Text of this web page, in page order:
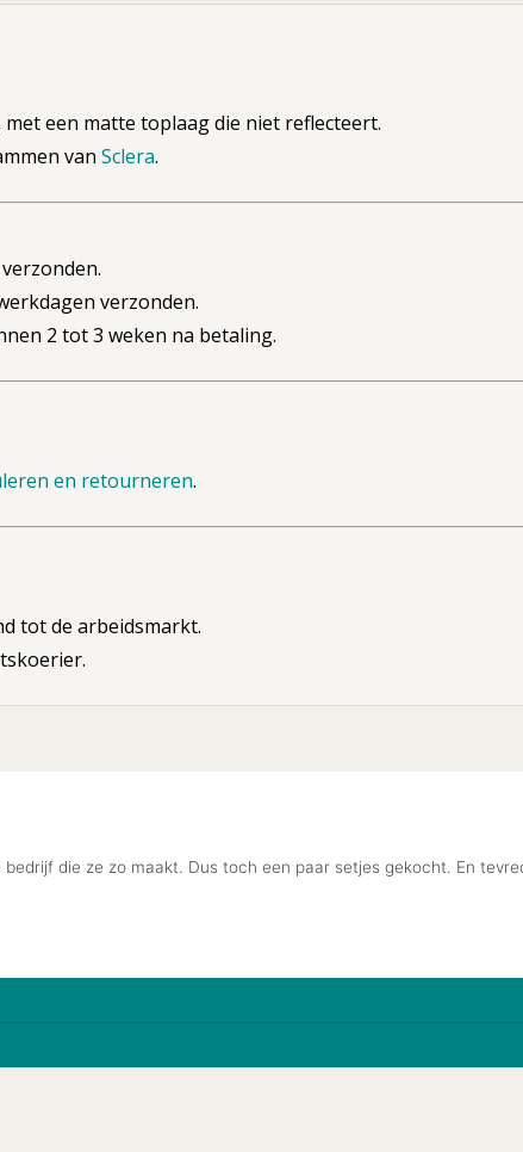
een matte toplaag die niet reflecteert.
van Sclera.
verzonden.
2 tot 3 weken na betaling.
en retourneren.
tot de arbeidsmarkt.